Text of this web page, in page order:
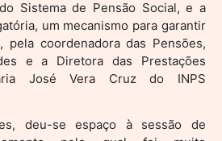
Sistema de Pensão Social, e a
um mecanismo para garantir
pela coordenadora das Pensões,
e a Diretora das Prestações
José Vera Cruz do INPS
deu-se espaço à sessão de